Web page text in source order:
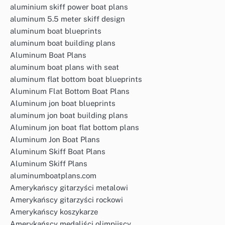
aluminium skiff power boat plans
aluminum 5.5 meter skiff design
aluminum boat blueprints
aluminum boat building plans
Aluminum Boat Plans
aluminum boat plans with seat
aluminum flat bottom boat blueprints
Aluminum Flat Bottom Boat Plans
Aluminum jon boat blueprints
aluminum jon boat building plans
Aluminum jon boat flat bottom plans
Aluminum Jon Boat Plans
Aluminum Skiff Boat Plans
Aluminum Skiff Plans
aluminumboatplans.com
Amerykańscy gitarzyści metalowi
Amerykańscy gitarzyści rockowi
Amerykańscy koszykarze